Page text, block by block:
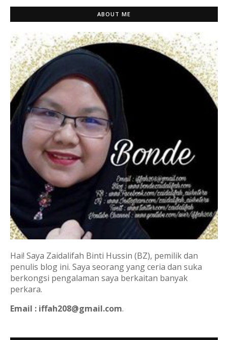
ABOUT ME
Hai! Saya Zaidalifah Binti Hussin (BZ), pemilik dan
penulis blog ini. Saya seorang yang ceria dan suka
berkongsi pengalaman saya berkaitan banyak
perkara.
Email : iffah208@gmail.com.